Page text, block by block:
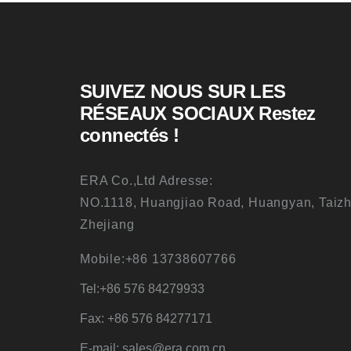
SUIVEZ NOUS SUR LES
RÉSEAUX SOCIAUX Restez
connectés !
ERA Co.,Ltd Adresse:
NO.1118, Huangjiao Road, Huangyan,
Zhejiang
Mobile:+86 13738607766
Tel:+86 576 84279933
Fax: +86 576 84277171